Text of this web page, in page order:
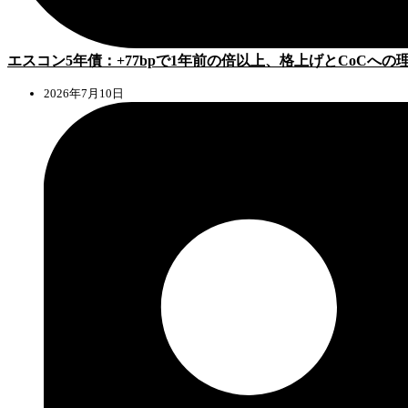
エスコン5年債：+77bpで1年前の倍以上、格上げとCoCへの
2026年7月10日